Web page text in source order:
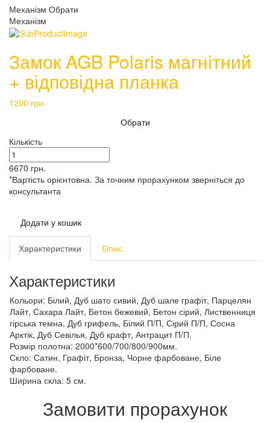
Механізм Обрати
Механізм
Замок AGB Polaris магнітний
+ відповідна планка
1200 грн.
Обрати
Кількість
6670 грн.
*Вартість орієнтовна. За точним прорахунком зверніться до
консультанта
Додати у кошик
Характеристики Опис
Характеристики
Кольори: Білий, Дуб шато сивий, Дуб шале графіт, Парцелян
Лайт, Сахара Лайт, Бетон бежевий, Бетон сірий, Лиственниця
гірська темна, Дуб грифель, Білий П/П, Сірий П/П, Сосна
Арктік, Дуб Севілья, Дуб крафт, Антрацит П/П.
Розмір полотна: 2000*600/700/800/900мм.
Скло: Сатин, Графіт, Бронза, Чорне фарбоване, Біле
фарбоване.
Ширина скла: 5 см.
Замовити прорахунок